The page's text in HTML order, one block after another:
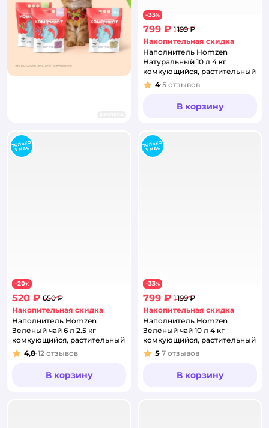
−33%
799 ₽ 1 199 ₽
Накопительная скидка
Наполнитель Homzen
Натуральный 10 л 4 кг
комкующийся, растительный
Рейтинг:
4 5 отзывов
В корзину
−20%
520 ₽ 650 ₽
Накопительная скидка
Наполнитель Homzen
Зелёный чай 6 л 2.5 кг
комкующийся, растительный
Рейтинг:
4,8 12 отзывов
В корзину
−33%
799 ₽ 1 199 ₽
Накопительная скидка
Наполнитель Homzen
Зелёный чай 10 л 4 кг
комкующийся, растительный
Рейтинг:
5 7 отзывов
В корзину